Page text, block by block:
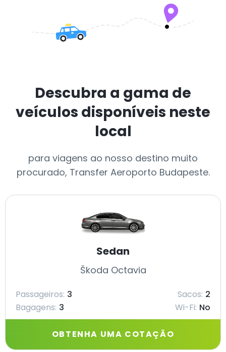
Descubra a gama de
veículos disponíveis neste
local
para viagens ao nosso destino muito
procurado, Transfer Aeroporto Budapeste.
Sedan
Škoda Octavia
Passageiros: 3 Sacos: 2
Bagagens: 3 Wi-Fi: No
OBTENHA UMA COTAÇÃO